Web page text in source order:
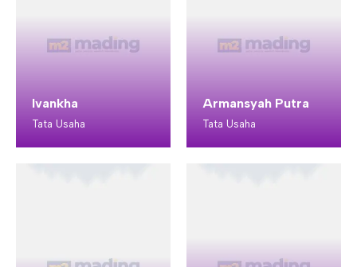
Ivankha
Tata Usaha
Armansyah Putra
Tata Usaha